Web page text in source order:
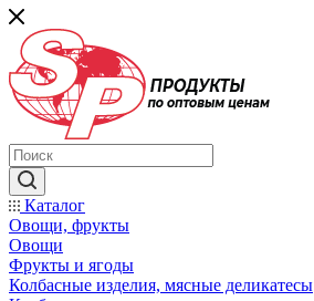
Каталог
Овощи, фрукты
Овощи
Фрукты и ягоды
Колбасные изделия, мясные деликатесы